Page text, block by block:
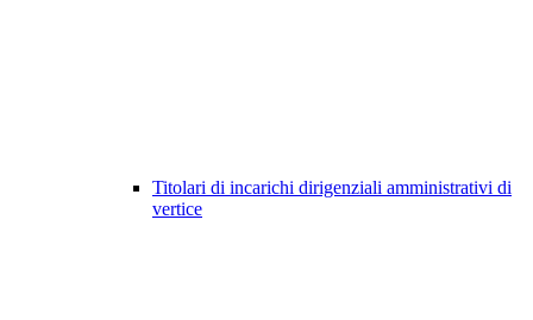
Titolari di incarichi dirigenziali amministrativi di
vertice